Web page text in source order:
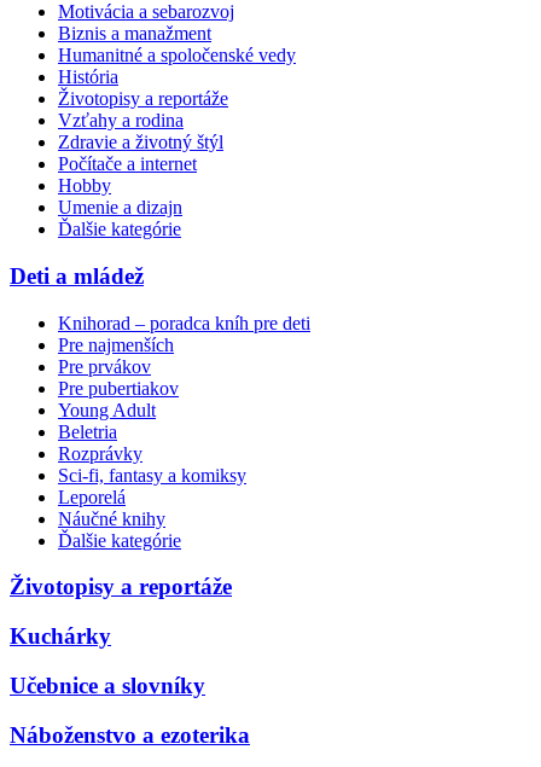
Motivácia a sebarozvoj
Biznis a manažment
Humanitné a spoločenské vedy
História
Životopisy a reportáže
Vzťahy a rodina
Zdravie a životný štýl
Počítače a internet
Hobby
Umenie a dizajn
Ďalšie kategórie
Deti a mládež
Knihorad – poradca kníh pre deti
Pre najmenších
Pre prvákov
Pre pubertiakov
Young Adult
Beletria
Rozprávky
Sci-fi, fantasy a komiksy
Leporelá
Náučné knihy
Ďalšie kategórie
Životopisy a reportáže
Kuchárky
Učebnice a slovníky
Náboženstvo a ezoterika